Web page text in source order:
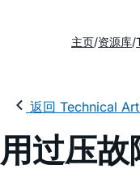
主页 资源库
返回 Technical
用过压